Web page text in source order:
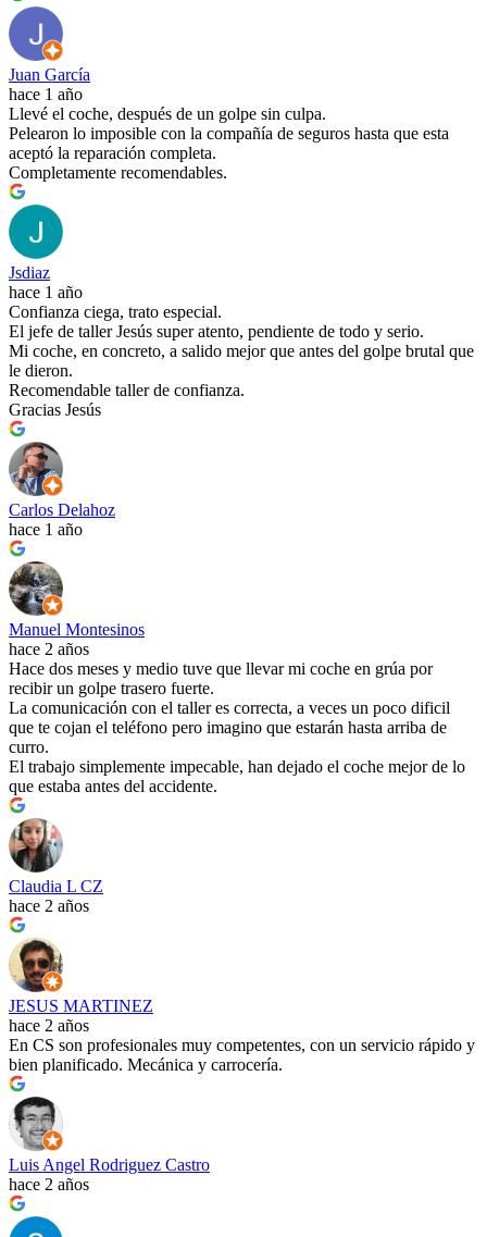
Juan García
hace 1 año
Llevé el coche, después de un golpe sin culpa.
Pelearon lo imposible con la compañía de seguros hasta que esta
aceptó la reparación completa.
Completamente recomendables.
Jsdiaz
hace 1 año
Confianza ciega, trato especial.
El jefe de taller Jesús super atento, pendiente de todo y serio.
Mi coche, en concreto, a salido mejor que antes del golpe brutal que
le dieron.
Recomendable taller de confianza.
Gracias Jesús
Carlos Delahoz
hace 1 año
Manuel Montesinos
hace 2 años
Hace dos meses y medio tuve que llevar mi coche en grúa por
recibir un golpe trasero fuerte.
La comunicación con el taller es correcta, a veces un poco dificil
que te cojan el teléfono pero imagino que estarán hasta arriba de
curro.
El trabajo simplemente impecable, han dejado el coche mejor de lo
que estaba antes del accidente.
Claudia L CZ
hace 2 años
JESUS MARTINEZ
hace 2 años
En CS son profesionales muy competentes, con un servicio rápido y
bien planificado. Mecánica y carrocería.
Luis Angel Rodriguez Castro
hace 2 años